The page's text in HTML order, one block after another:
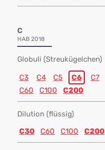
C
HAB 2018
Globuli (Streukügelchen)
C3 C4 C5 C6 C7
C60
C100 C200
Dilution (flüssig)
C30
C60 C100 C200